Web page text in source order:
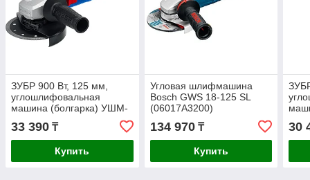
ЗУБР 900 Вт, 125 мм,
углошлифовальная
машина (болгарка) УШМ-
П125-900 Профессионал
33 390 ₸
Купить
Угловая шлифмашина
Bosch GWS 18-125 SL
(06017A3200)
134 970₸
Купить
30